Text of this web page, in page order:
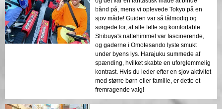
bånd på, mens vi oplevede Tokyo på en
sjov måde! Guiden var så tålmodig og
sørgede for, at alle følte sig komfortable.
Shibuya's nattehimmel var fascinerende,
og gaderne i Omotesando lyste smukt
under byens lys. Harajuku summede af
spænding, hvilket skabte en uforglemmelig
kontrast. Hvis du leder efter en sjov aktivitet
med større børn eller familie, er dette et
fremragende valg!